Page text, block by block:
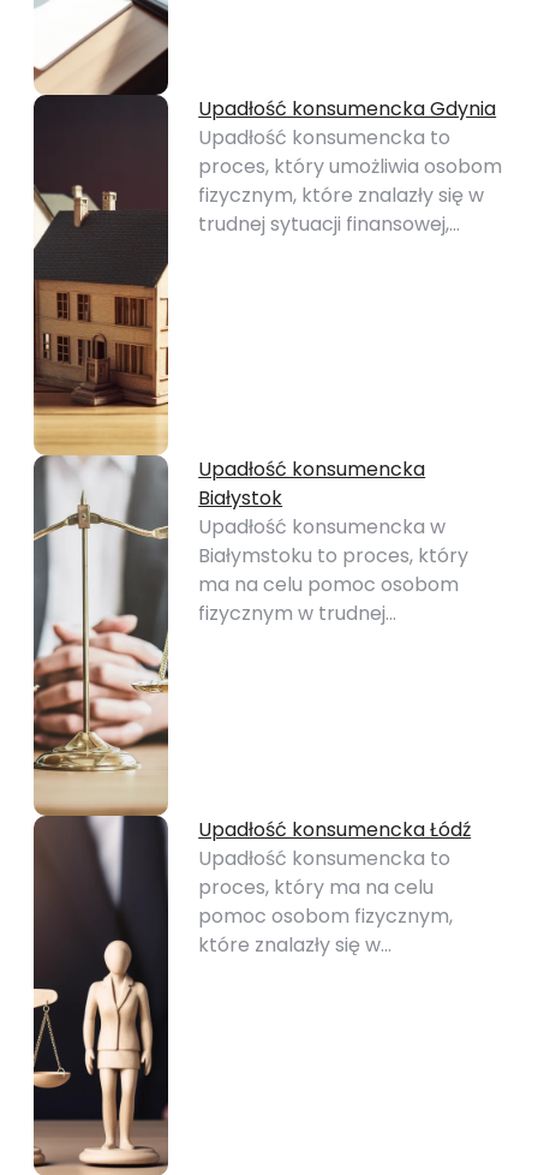
Upadłość konsumencka Gdynia
Upadłość konsumencka to
proces, który umożliwia osobom
fizycznym, które znalazły się w
trudnej sytuacji finansowej,…
Upadłość konsumencka
Białystok
Upadłość konsumencka w
Białymstoku to proces, który
ma na celu pomoc osobom
fizycznym w trudnej…
Upadłość konsumencka Łódź
Upadłość konsumencka to
proces, który ma na celu
pomoc osobom fizycznym,
które znalazły się w…